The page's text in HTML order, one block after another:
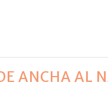
ANCHA AL